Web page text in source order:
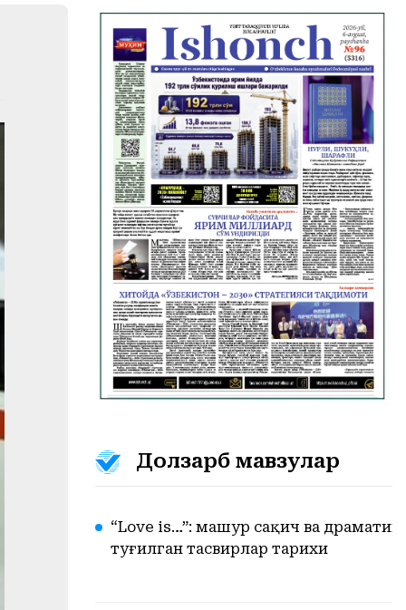
Долзарб мавзулар
“Love is…”: машҳур сақич ва драматик
туғилган тасвирлар тарихи